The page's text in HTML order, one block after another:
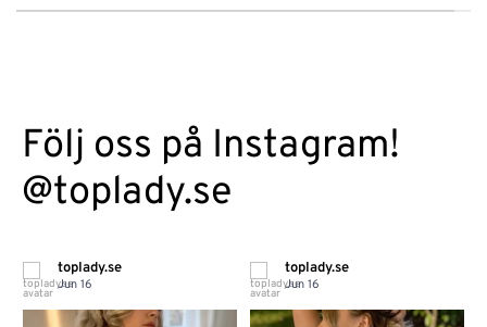
Följ oss på Instagram!
@toplady.se
toplady.se
Jun 16
toplady.se
Jun 16